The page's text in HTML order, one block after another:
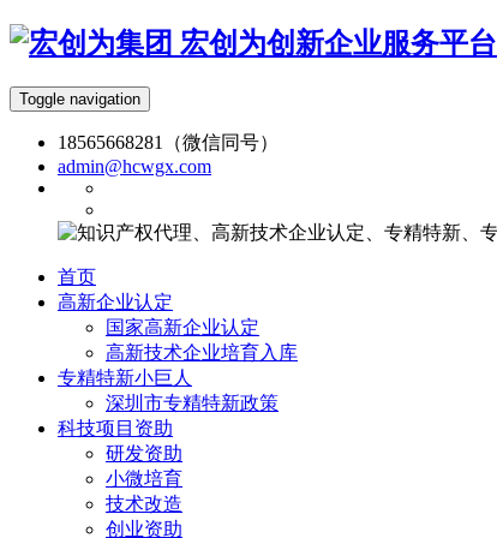
宏创为创新企业服务平台
Toggle navigation
18565668281（微信同号）
admin@hcwgx.com
首页
高新企业认定
国家高新企业认定
高新技术企业培育入库
专精特新小巨人
深圳市专精特新政策
科技项目资助
研发资助
小微培育
技术改造
创业资助